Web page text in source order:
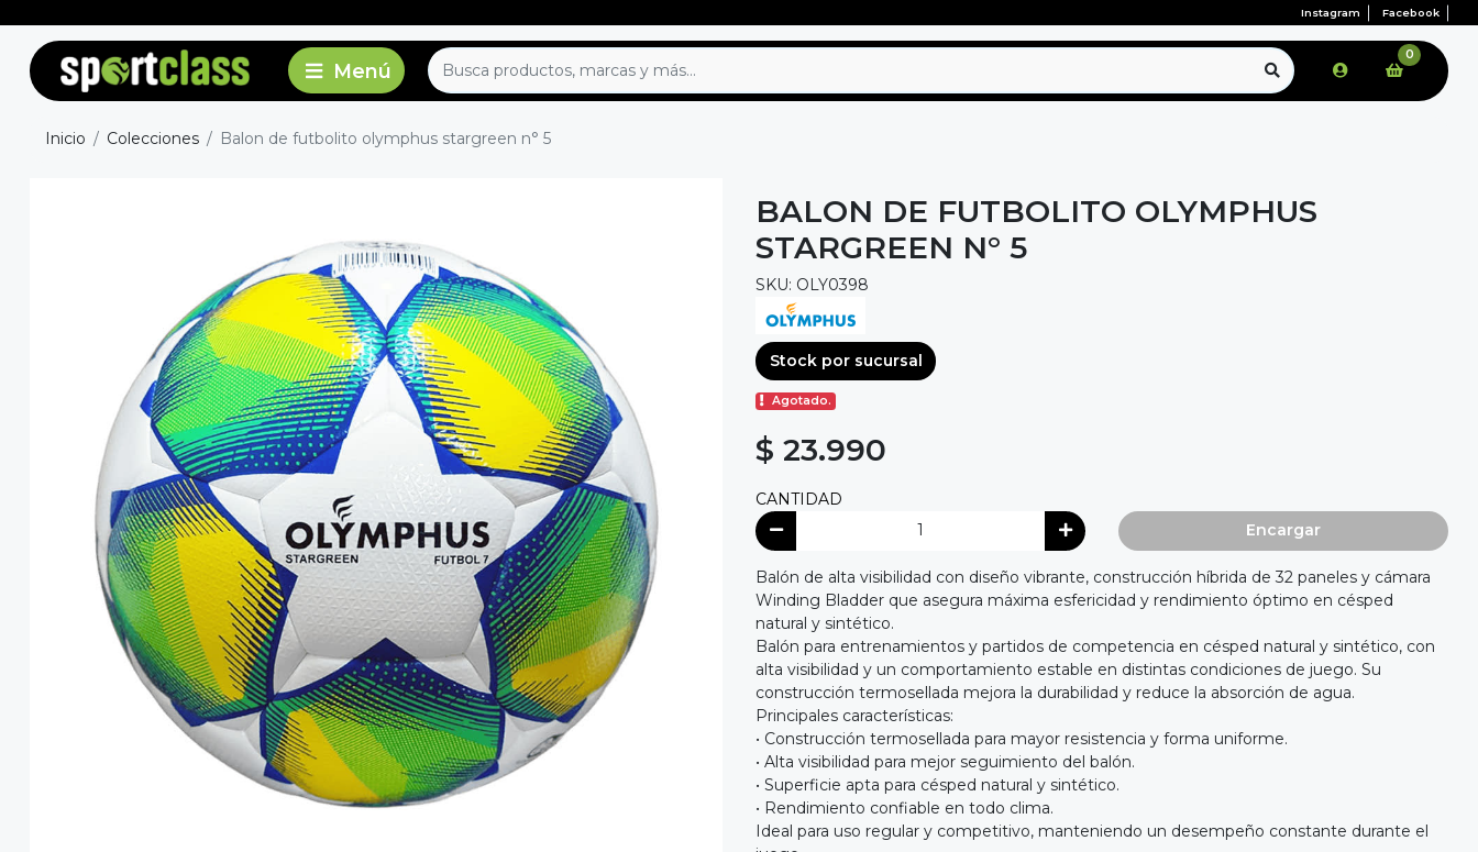
Instagram Facebook
0
Inicio Colecciones Balon de futbolito olymphus stargreen n° 5
BALON DE FUTBOLITO OLYMPHUS
STARGREEN N° 5
SKU: OLY0398
Stock por sucursal
Agotado.
$ 23.990
CANTIDAD
Encargar
Balón de alta visibilidad con diseño vibrante, construcción híbrida de 32 paneles y cámara
Winding Bladder que asegura máxima esfericidad y rendimiento óptimo en césped
natural y sintético.
Balón para entrenamientos y partidos de competencia en césped natural y sintético, con
alta visibilidad y un comportamiento estable en distintas condiciones de juego. Su
construcción termosellada mejora la durabilidad y reduce la absorción de agua.
Principales características:
• Construcción termosellada para mayor resistencia y forma uniforme.
• Alta visibilidad para mejor seguimiento del balón.
• Superficie apta para césped natural y sintético.
• Rendimiento confiable en todo clima.
Ideal para uso regular y competitivo, manteniendo un desempeño constante durante el